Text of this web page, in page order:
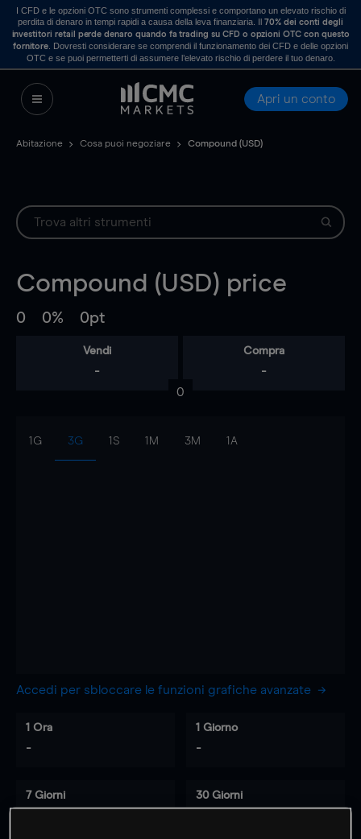
I CFD e le opzioni OTC sono strumenti complessi e comportano un elevato rischio di
perdita di denaro in tempi rapidi a causa della leva finanziaria. Il70% dei conti degli
investitori retail perde denaro quando fa trading su CFD o opzioni OTC con questo
fornitore . Dovresti considerare se comprendi il funzionamento dei CFD e delle opzioni
OTC e se puoi permetterti di assumere l’elevato rischio di perdere il tuo denaro.
Apri un conto
Abitazione Cosa puoi negoziare Compound (USD)
Compound (USD) price
0 0% 0pt
Vendi
-
Compra
-
0
1G 3G 1S 1M 3M 1A
Accedi per sbloccare le funzioni grafiche avanzate
1 Ora
-
1 Giorno
-
7 Giorni 30 Giorni